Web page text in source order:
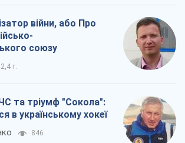
війни, або Про
союзу
2,4 т.
та тріумф "Сокола":
в українському хокеї
846